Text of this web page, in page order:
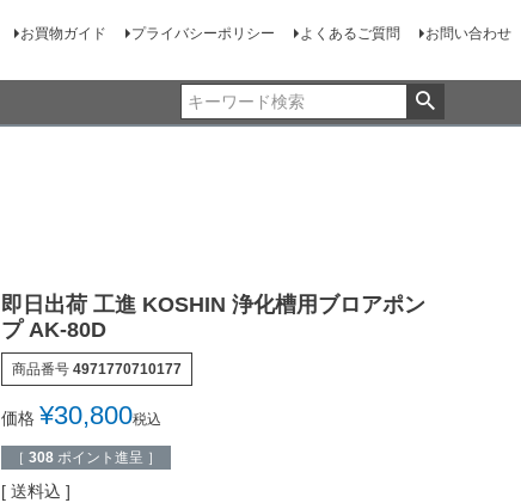
お買物ガイド プライバシーポリシー よくあるご質問 お問い合わせ
即日出荷 工進 KOSHIN 浄化槽用ブロアポン
プ AK-80D
商品番号 4971770710177
価格 ¥30,800税込
［ 308 ポイント進呈 ］
送料込